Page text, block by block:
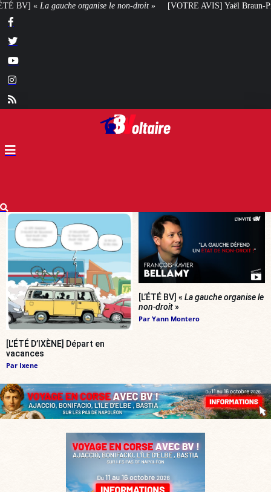
droit» [VOTRE AVIS] Yaël Braun-Pivet doit-elle renoncer à son projet
[L’ÉTÉ D’IXÈNE] Départ en
vacances
Par Ixene
[L’ÉTÉ BV] « La gauche organise le
non-droit»
Par Yann Montero